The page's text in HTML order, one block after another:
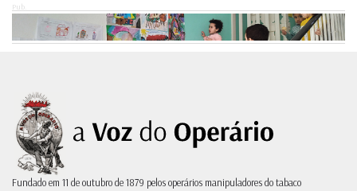
Pub.
Fundado em 11 de outubro de 1879 pelos operários manipuladores do tabaco